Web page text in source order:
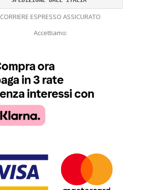
CORRIERE ESPRESSO ASSICURATO
Accettiamo: